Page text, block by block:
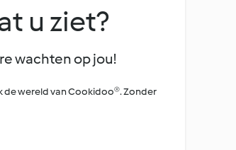
u ziet?
wachten op jou!
de wereld van Cookidoo®. Zonder